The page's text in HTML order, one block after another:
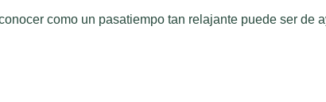
como un pasatiempo tan relajante puede ser de